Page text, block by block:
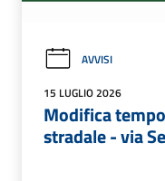
AVVISI
15 LUGLIO 2026
Modifica
stradale - via